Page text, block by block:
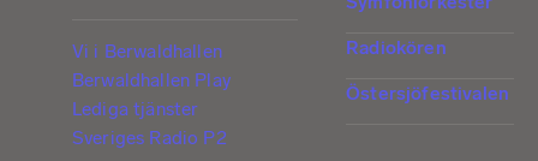
Vi i Berwaldhallen
Berwaldhallen Play
Lediga tjänster
Sveriges Radio P2
Radiokören
Östersjöfestivalen